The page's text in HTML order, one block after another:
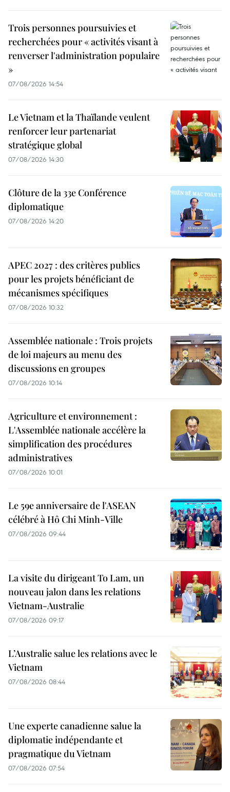
Trois personnes poursuivies et
recherchées pour « activités visant à
renverser l'administration populaire
»
07/08/2026 14:54
Le Vietnam et la Thaïlande veulent
renforcer leur partenariat
stratégique global
07/08/2026 14:30
Clôture de la 33e Conférence
diplomatique
07/08/2026 14:20
APEC 2027 : des critères publics
pour les projets bénéficiant de
mécanismes spécifiques
07/08/2026 10:32
Assemblée nationale : Trois projets
de loi majeurs au menu des
discussions en groupes
07/08/2026 10:14
Agriculture et environnement :
L'Assemblée nationale accélère la
simplification des procédures
administratives
07/08/2026 10:01
Le 59e anniversaire de l'ASEAN
célébré à Hô Chi Minh-Ville
07/08/2026 09:44
La visite du dirigeant To Lam, un
nouveau jalon dans les relations
Vietnam-Australie
07/08/2026 09:17
L’Australie salue les relations avec le
Vietnam
07/08/2026 08:44
Une experte canadienne salue la
diplomatie indépendante et
pragmatique du Vietnam
07/08/2026 07:54